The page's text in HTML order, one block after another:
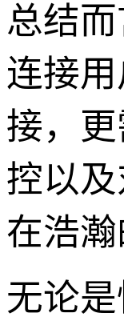
总结
连接
接，
控以
在浩
无论